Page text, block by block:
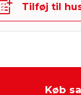
Tilføj til
Køb